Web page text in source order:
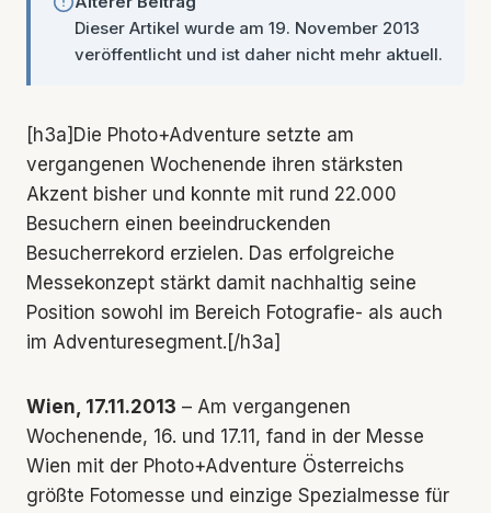
Dieser Artikel wurde am 19. November 2013
veröffentlicht und ist daher nicht mehr aktuell.
[h3a]Die Photo+Adventure setzte am
vergangenen Wochenende ihren stärksten
Akzent bisher und konnte mit rund 22.000
Besuchern einen beeindruckenden
Besucherrekord erzielen. Das erfolgreiche
Messekonzept stärkt damit nachhaltig seine
Position sowohl im Bereich Fotografie- als auch
im Adventuresegment.[/h3a]
Wien, 17.11.2013 – Am vergangenen
Wochenende, 16. und 17.11, fand in der Messe
Wien mit der Photo+Adventure Österreichs
größte Fotomesse und einzige Spezialmesse für